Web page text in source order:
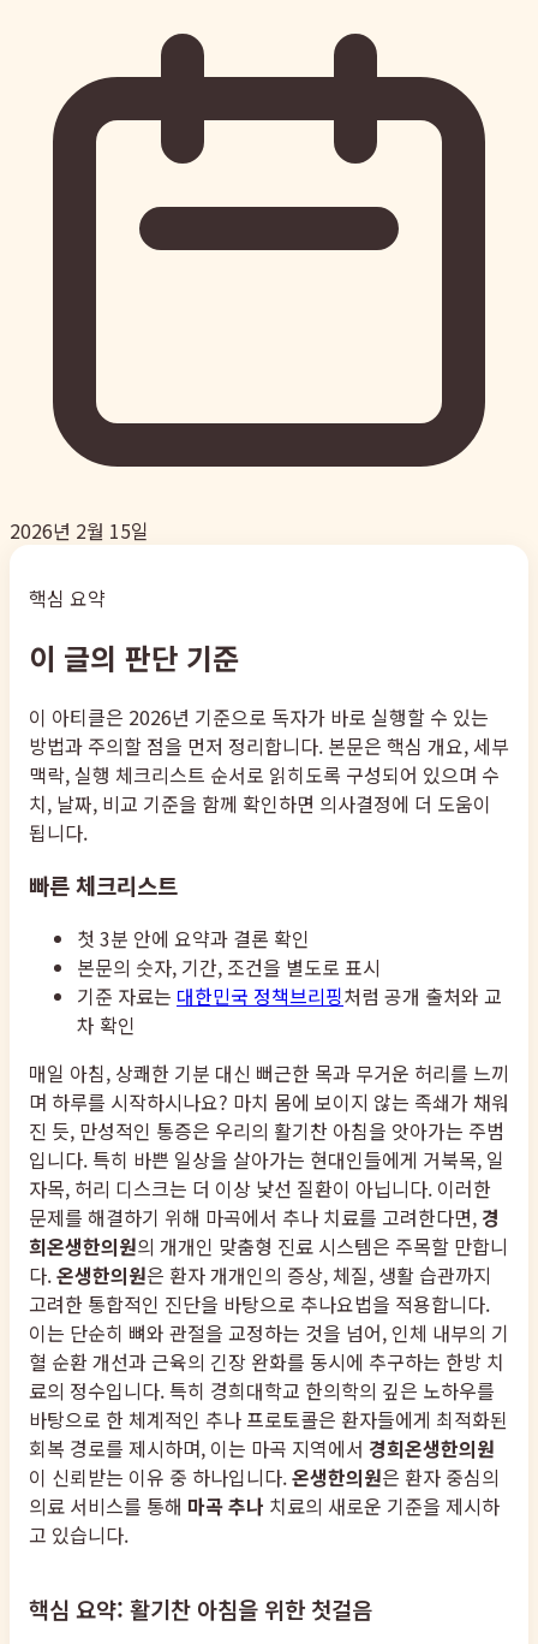
2026년 2월 15일
핵심 요약
이 글의 판단 기준
이 아티클은 2026년 기준으로 독자가 바로 실행할 수 있는
방법과 주의할 점을 먼저 정리합니다. 본문은 핵심 개요, 세부
맥락, 실행 체크리스트 순서로 읽히도록 구성되어 있으며 수
치, 날짜, 비교 기준을 함께 확인하면 의사결정에 더 도움이
됩니다.
빠른 체크리스트
첫 3분 안에 요약과 결론 확인
본문의 숫자, 기간, 조건을 별도로 표시
기준 자료는 대한민국 정책브리핑처럼 공개 출처와 교
차 확인
매일 아침, 상쾌한 기분 대신 뻐근한 목과 무거운 허리를 느끼
며 하루를 시작하시나요? 마치 몸에 보이지 않는 족쇄가 채워
진 듯, 만성적인 통증은 우리의 활기찬 아침을 앗아가는 주범
입니다. 특히 바쁜 일상을 살아가는 현대인들에게 거북목, 일
자목, 허리 디스크는 더 이상 낯선 질환이 아닙니다. 이러한
문제를 해결하기 위해 마곡에서 추나 치료를 고려한다면, 경
희온생한의원의 개개인 맞춤형 진료 시스템은 주목할 만합니
다.온생한의원은 환자 개개인의 증상, 체질, 생활 습관까지
고려한 통합적인 진단을 바탕으로 추나요법을 적용합니다.
이는 단순히 뼈와 관절을 교정하는 것을 넘어, 인체 내부의 기
혈 순환 개선과 근육의 긴장 완화를 동시에 추구하는 한방 치
료의 정수입니다. 특히 경희대학교 한의학의 깊은 노하우를
바탕으로 한 체계적인 추나 프로토콜은 환자들에게 최적화된
회복 경로를 제시하며, 이는 마곡 지역에서 경희온생한의원
이 신뢰받는 이유 중 하나입니다.온생한의원은 환자 중심의
의료 서비스를 통해 마곡 추나 치료의 새로운 기준을 제시하
고 있습니다.
핵심 요약: 활기찬 아침을 위한 첫걸음